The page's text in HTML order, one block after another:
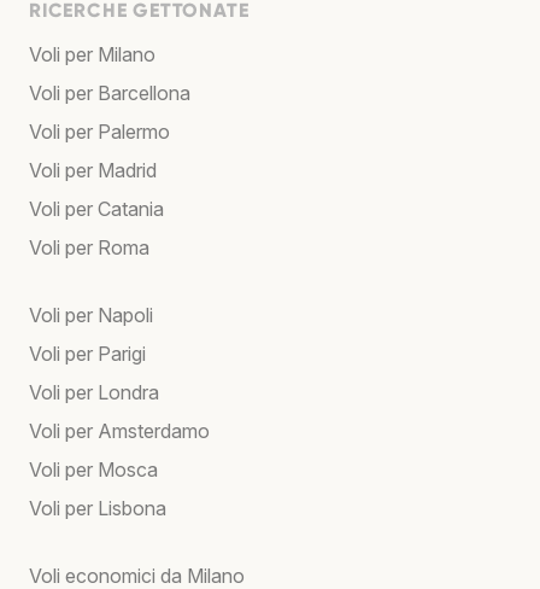
RICERCHE GETTONATE
Voli per Milano
Voli per Barcellona
Voli per Palermo
Voli per Madrid
Voli per Catania
Voli per Roma
Voli per Napoli
Voli per Parigi
Voli per Londra
Voli per Amsterdamo
Voli per Mosca
Voli per Lisbona
Voli economici da Milano